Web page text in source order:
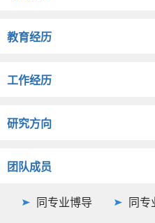
教育经历
工作经历
研究方向
团队成员
同专业博导 同专